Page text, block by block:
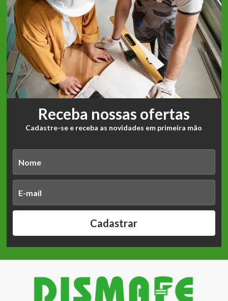
Receba nossas ofertas
Cadastre-se e receba as novidades em primeira mão
Cadastrar